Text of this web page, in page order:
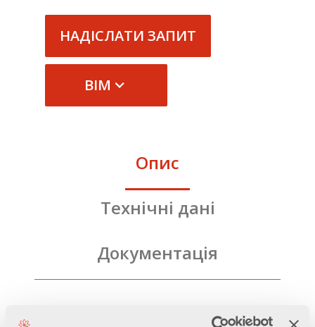
НАДІСЛАТИ ЗАПИТ
BIM
Опис
Технічні дані
Документація